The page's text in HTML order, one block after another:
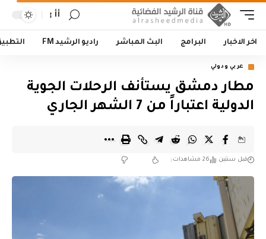
أأ
اخر الاخبار البرامج البث المباشر راديو الرشيد FM
عربي ودولي
مطار دمشق يستأنف الرحلات الجوية
الدولية اعتباراً من 7 الشهر الجاري
قبل سنتين 26 مشاهدات